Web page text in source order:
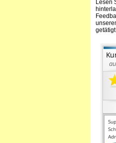
Lesen
getätigt